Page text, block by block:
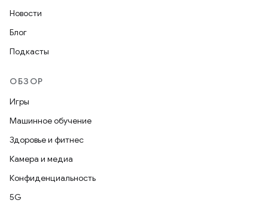
Новости
Блог
Подкасты
ОБЗОР
Игры
Машинное обучение
Здоровье и фитнес
Камера и медиа
Конфиденциальность
5G